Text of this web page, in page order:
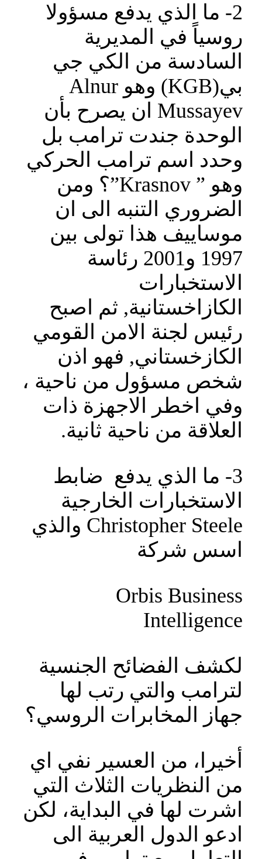
2- ما الذي يدفع مسؤولا
روسياً في المديرية
السادسة من الكي جي
بي(KGB) وهو Alnur
Mussayev ان يصرح بأن
الوحدة جندت ترامب بل
وحدد اسم ترامب الحركي
وهو ” Krasnov”؟ ومن
الضروري التنبه الى ان
موساييف هذا تولى بين
1997 و2001 رئاسة
الاستخبارات
الكازاخستانية, ثم اصبح
رئيس لجنة الامن القومي
الكازخستاني, فهو اذن
شخص مسؤول من ناحية ،
وفي اخطر الاجهزة ذات
العلاقة من ناحية ثانية.
3- ما الذي يدفع ضابط
الاستخبارات الخارجية
Christopher Steele والذي
اسس شركة
Orbis Business
Intelligence
لكشف الفضائح الجنسية
لترامب والتي رتب لها
جهاز المخابرات الروسي؟
أخيرا، من العسير نفي اي
من النظريات الثلاث التي
اشرت لها في البداية، لكن
ادعو الدول العربية الى